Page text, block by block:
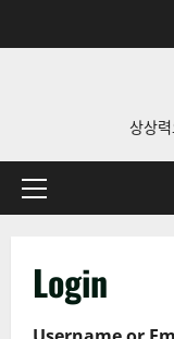
상상
Primary
Login